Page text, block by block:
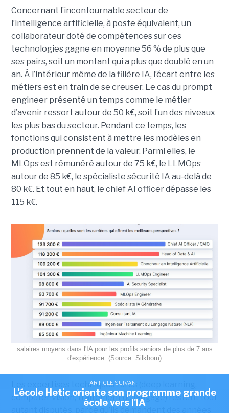
Concernant l’incontournable secteur de
l’intelligence artificielle, à poste équivalent, un
collaborateur doté de compétences sur ces
technologies gagne en moyenne 56 % de plus que
ses pairs, soit un montant qui a plus que doublé en un
an. À l’intérieur même de la filière IA, l’écart entre les
métiers est en train de se creuser. Le cas du prompt
engineer présenté un temps comme le métier
d’avenir ressort autour de 50 k€, soit l’un des niveaux
les plus bas du secteur. Pendant ce temps, les
fonctions qui consistent à mettre les modèles en
production prennent de la valeur. Parmi elles, le
MLOps est rémunéré autour de 75 k€, le LLMOps
autour de 85 k€, le spécialiste sécurité IA au-delà de
80 k€. Et tout en haut, le chief AI officer dépasse les
115 k€.
salaires moyens dans l'IA pour les profils seniors de plus de 7 ans
d'expérience. (Source: Silkhom)
Les expertises techniques rares (deep learning,
computer vision, traitement du langage) restent tout
ARTICLE SUIVANT
L'école Hetic oriente son programme grande
école vers l'IA